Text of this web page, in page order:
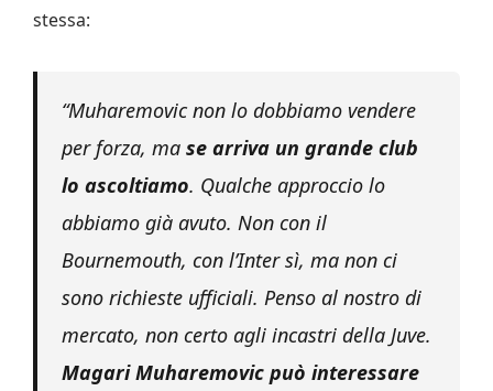
stessa:
“Muharemovic non lo dobbiamo vendere
per forza, ma se arriva un grande club
lo ascoltiamo. Qualche approccio lo
abbiamo già avuto. Non con il
Bournemouth, con l’Inter sì, ma non ci
sono richieste ufficiali. Penso al nostro di
mercato, non certo agli incastri della Juve.
Magari Muharemovic può interessare